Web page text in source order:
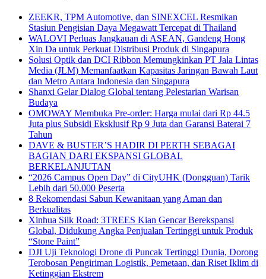
ZEEKR, TPM Automotive, dan SINEXCEL Resmikan
Stasiun Pengisian Daya Megawatt Tercepat di Thailand
WALOVI Perluas Jangkauan di ASEAN, Gandeng Hong
Xin Da untuk Perkuat Distribusi Produk di Singapura
Solusi Optik dan DCI Ribbon Memungkinkan PT Jala Lintas
Media (JLM) Memanfaatkan Kapasitas Jaringan Bawah Laut
dan Metro Antara Indonesia dan Singapura
Shanxi Gelar Dialog Global tentang Pelestarian Warisan
Budaya
OMOWAY Membuka Pre-order: Harga mulai dari Rp 44.5
Juta plus Subsidi Eksklusif Rp 9 Juta dan Garansi Baterai 7
Tahun
DAVE & BUSTER’S HADIR DI PERTH SEBAGAI
BAGIAN DARI EKSPANSI GLOBAL
BERKELANJUTAN
“2026 Campus Open Day” di CityUHK (Dongguan) Tarik
Lebih dari 50.000 Peserta
8 Rekomendasi Sabun Kewanitaan yang Aman dan
Berkualitas
Xinhua Silk Road: 3TREES Kian Gencar Berekspansi
Global, Didukung Angka Penjualan Tertinggi untuk Produk
“Stone Paint”
DJI Uji Teknologi Drone di Puncak Tertinggi Dunia, Dorong
Terobosan Pengiriman Logistik, Pemetaan, dan Riset Iklim di
Ketinggian Ekstrem